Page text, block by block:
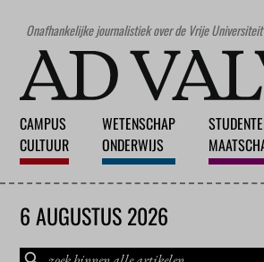
Onafhankelijke journalistiek over de Vrije
CAMPUS
CULTUUR
WETENSCHAP
ONDERWIJS
6 AUGUSTUS 2026